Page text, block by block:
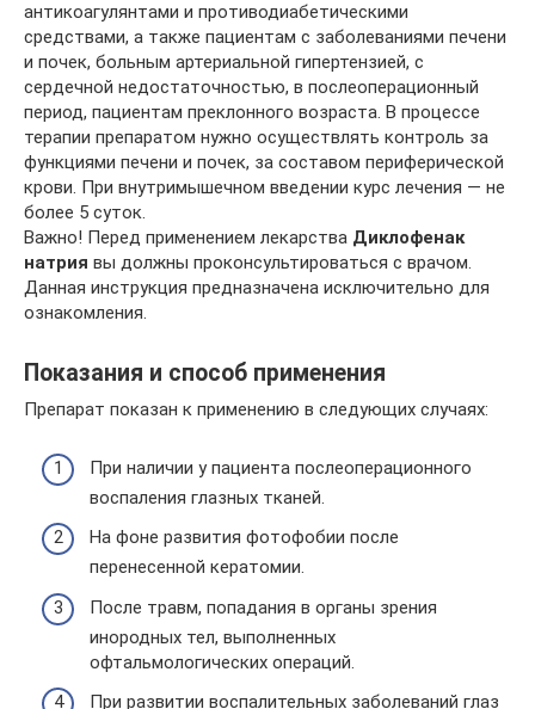
антикоагулянтами и противодиабетическими
средствами, а также пациентам с заболеваниями печени
и почек, больным артериальной гипертензией, с
сердечной недостаточностью, в послеоперационный
период, пациентам преклонного возраста. В процессе
терапии препаратом нужно осуществлять контроль за
функциями печени и почек, за составом периферической
крови. При внутримышечном введении курс лечения — не
более 5 суток.
Важно! Перед применением лекарства Диклофенак
натрия вы должны проконсультироваться с врачом.
Данная инструкция предназначена исключительно для
ознакомления.
Показания и способ применения
Препарат показан к применению в следующих случаях:
При наличии у пациента послеоперационного
воспаления глазных тканей.
На фоне развития фотофобии после
перенесенной кератомии.
После травм, попадания в органы зрения
инородных тел, выполненных
офтальмологических операций.
При развитии воспалительных заболеваний глаз